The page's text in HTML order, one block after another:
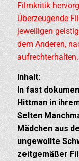
Filmkritik
Überzeugende
jeweiligen
dem Anderen,
aufrechterhalten.
Inhalt:
In fast
Hittman in
Selten
Mädchen aus
ungewollte
zeitgemäßer